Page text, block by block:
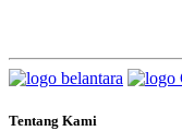
Tentang Kami